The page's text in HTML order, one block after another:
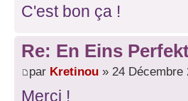
C'est bon ça !
Re: En Eins
par Kretinou » 24 Décembre
Merci !